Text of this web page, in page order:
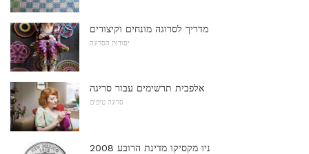
מדריך לסרוגה מונחים וקיצורים
יסודות הסרוגה
אלפבית תרשימים עבור סריגה
סריגה טיפים
2008 ניו מקסיקו מדינת הרובע